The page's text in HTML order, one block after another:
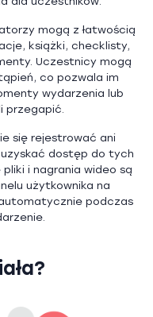
mogą z łatwością
książki, checklisty,
Uczestnicy mogą
co pozwala im
wydarzenia lub
przegapić.
się rejestrować ani
dostęp do tych
i nagrania wideo są
użytkownika na
automatycznie podczas